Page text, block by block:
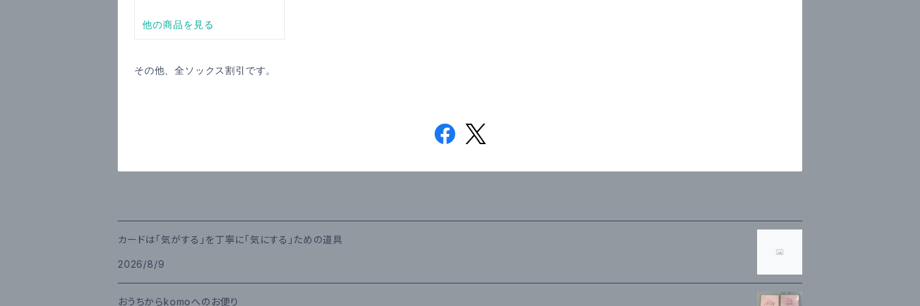
その他、全ソックス割引です。
カードは「気がする」を丁寧に「気にする」ための道具
2026/8/9
おうちからkomoへのお便り